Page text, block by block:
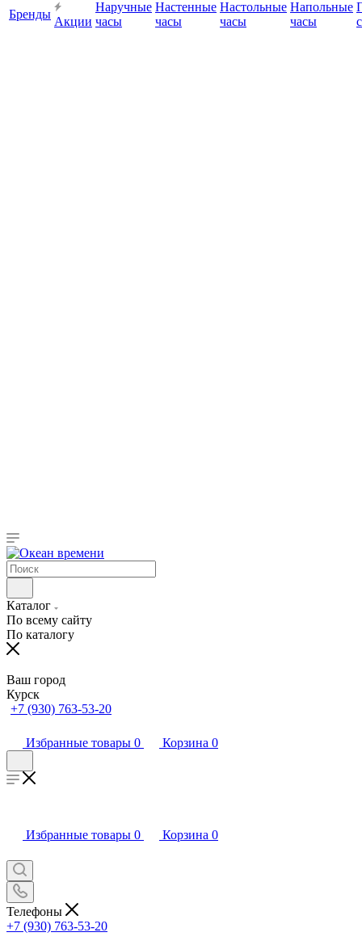
Бренды
Акции
Наручные
часы
Настенные
часы
Настольные
часы
Напольные
часы
Каталог
По всему сайту
По каталогу
Ваш город
Курск
+7 (930) 763-53-20
Избранные товары 0 Корзина 0
Избранные товары 0 Корзина 0
Телефоны
+7 (930) 763-53-20